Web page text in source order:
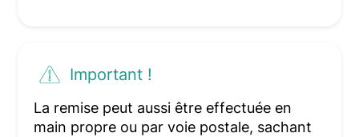
Important !
La remise peut aussi être effectuée en
main propre ou par voie postale, sachant